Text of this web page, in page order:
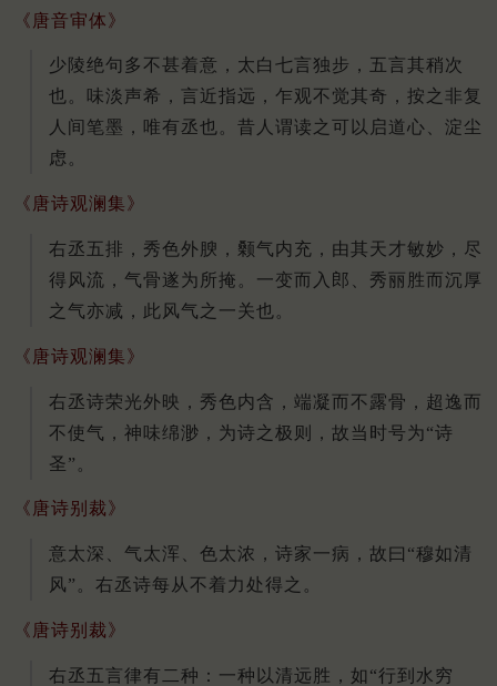
《唐音审体》
少陵绝句多不甚着意，太白七言独步，五言其稍次
也。味淡声希，言近指远，乍观不觉其奇，按之非复
人间笔墨，唯有丞也。昔人谓读之可以启道心、淀尘
虑。
《唐诗观澜集》
右丞五排，秀色外腴，颡气内充，由其天才敏妙，尽
得风流，气骨遂为所掩。一变而入郎、秀丽胜而沉厚
之气亦减，此风气之一关也。
《唐诗观澜集》
右丞诗荣光外映，秀色内含，端凝而不露骨，超逸而
不使气，神味绵渺，为诗之极则，故当时号为“诗
圣”。
《唐诗别裁》
意太深、气太浑、色太浓，诗家一病，故曰“穆如清
风”。右丞诗每从不着力处得之。
《唐诗别裁》
右丞五言律有二种：一种以清远胜，如“行到水穷